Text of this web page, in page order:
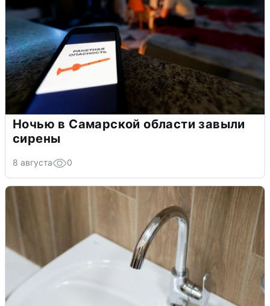
Ночью в Самарской области завыли
сирены
8 августа 0